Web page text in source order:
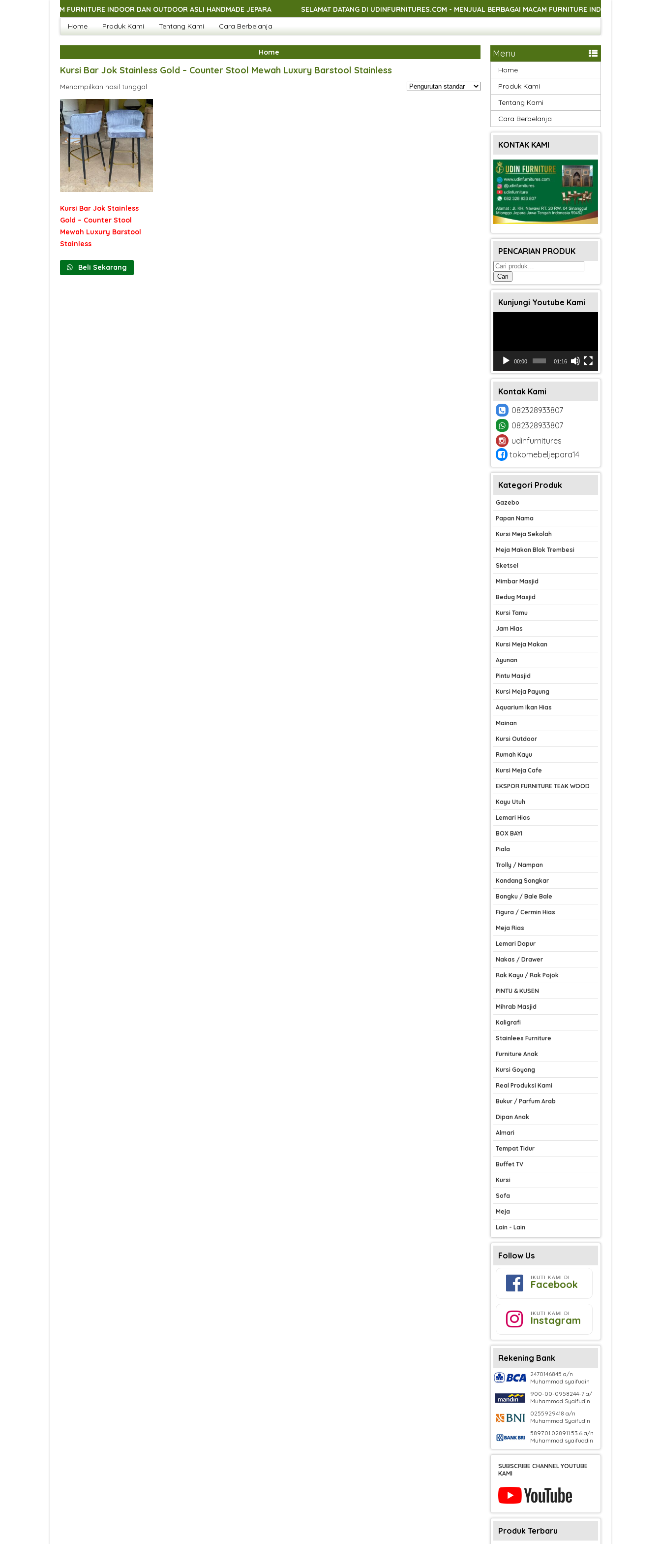
MACAM FURNITURE INDOOR DAN OUTDOOR ASLI HANDMADE JEPARA SELAMAT DATANG DI UDINFURNITURES.COM - MENJUAL BERBAGAI MACAM FURNITURE INDOOR DAN OUTDOOR ASLI
MACAM FURNITURE INDOOR DAN OUTDOOR ASLI HANDMADE JEPARA SELAMAT DATANG DI UDINFURNITURES.COM - MENJUAL BERBAGAI MACAM FURNITURE INDOOR DAN OUTDOOR ASLI
MACAM FURNITURE INDOOR DAN OUTDOOR ASLI HANDMADE JEPARA SELAMAT DATANG DI UDINFURNITURES.COM - MENJUAL BERBAGAI MACAM FURNITURE INDOOR DAN OUTDOOR ASLI
FURNITURE INDOOR DAN OUTDOOR ASLI HANDMADE JEPARA
Home Produk Kami Tentang Kami Cara Berbelanja
Home
Kursi Bar Jok Stainless Gold – Counter Stool Mewah Luxury Barstool Stainless
Menampilkan hasil tunggal
Kursi Bar Jok Stainless
Gold – Counter Stool
Mewah Luxury Barstool
Stainless
Beli Sekarang
Menu
Home
Produk Kami
Tentang Kami
Cara Berbelanja
KONTAK KAMI
PENCARIAN PRODUK
Pencarian
untuk:
Cari
Kunjungi Youtube Kami
00:00 01:16
Kontak Kami
082328933807
082328933807
udinfurnitures
tokomebeljepara14
Kategori Produk
Gazebo
Papan Nama
Kursi Meja Sekolah
Meja Makan Blok Trembesi
Sketsel
Mimbar Masjid
Bedug Masjid
Kursi Tamu
Jam Hias
Kursi Meja Makan
Ayunan
Pintu Masjid
Kursi Meja Payung
Aquarium Ikan Hias
Mainan
Kursi Outdoor
Rumah Kayu
Kursi Meja Cafe
EKSPOR FURNITURE TEAK WOOD
Kayu Utuh
Lemari Hias
BOX BAYI
Piala
Trolly / Nampan
Kandang Sangkar
Bangku / Bale Bale
Figura / Cermin Hias
Meja Rias
Lemari Dapur
Nakas / Drawer
Rak Kayu / Rak Pojok
PINTU & KUSEN
Mihrab Masjid
Kaligrafi
Stainlees Furniture
Furniture Anak
Kursi Goyang
Real Produksi Kami
Bukur / Parfum Arab
Dipan Anak
Almari
Tempat Tidur
Buffet TV
Kursi
Sofa
Meja
Lain - Lain
Follow Us
IKUTI KAMI DI
Facebook
IKUTI KAMI DI
Instagram
Rekening Bank
2470146845 a/n
Muhammad syaifudin
900-00-0958244-7 a/
Muhammad Syaifudin
0255929418 a/n
Muhammad Syaifudin
5897.01.028911.53.6 a/n
Muhammad syaifuddin
SUBSCRIBE CHANNEL YOUTUBE
KAMI
Produk Terbaru